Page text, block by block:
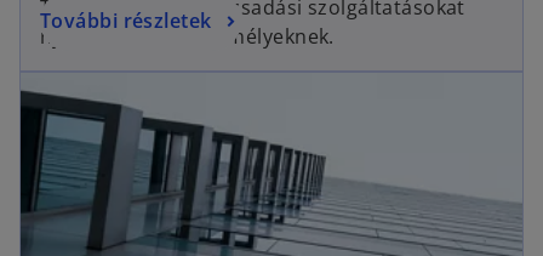
Teljes körű adótanácsadási szolgáltatásokat
nyújtunk magánszemélyeknek.
További részletek